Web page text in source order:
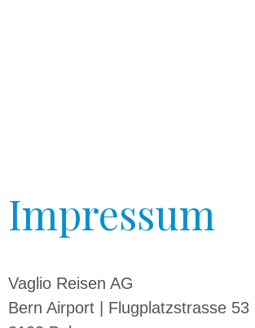
Impressum
Vaglio Reisen AG
Bern Airport | Flugplatzstrasse 53